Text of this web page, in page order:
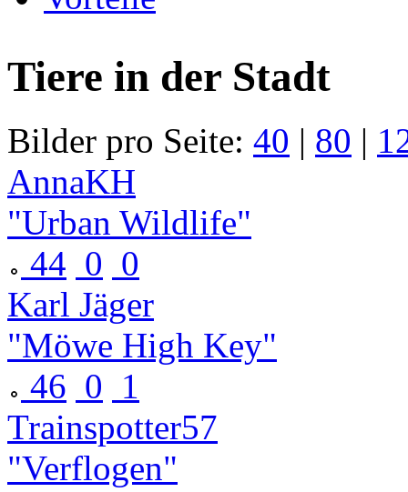
Tiere in der Stadt
Bilder pro Seite: 40 | 80 |
AnnaKH
"Urban Wildlife"
44 0 0
Karl Jäger
"Möwe High Key"
46 0 1
Trainspotter57
"Verflogen"